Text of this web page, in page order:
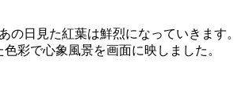
の日見た紅葉は鮮烈になっていきます。
彩で心象風景を画面に映しました。